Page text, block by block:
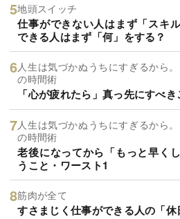
地頭スイッチ
仕事ができない人はまず「スキ
できる人はまず「何」をする？
人生は気づかぬうちにすぎるから
の時間術
「心が疲れたら」真っ先にすべ
人生は気づかぬうちにすぎるから
の時間術
老後になってから「もっと早く
うこと・ワースト1
筋肉が全て
すさまじく仕事ができる人の「